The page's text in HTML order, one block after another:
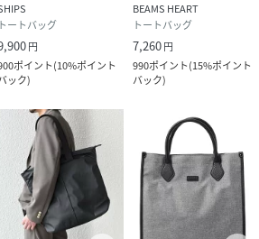
地：ポリエステル100％ 裏地：ポリエステル
％ テープ部分：ポリエステル100％ 皮革
分：合成皮革
42-61-0006-819-19-88 FZ2416)
トートバッグ
円
ポイント(10%ポイント
ック)
BEAMS HEART
トートバッグ
7,260円
990ポイント(15%ポイント
バック)